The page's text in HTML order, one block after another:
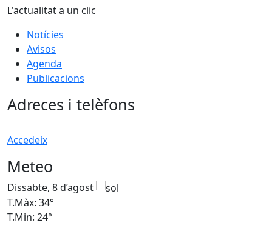
L'actualitat a un clic
Notícies
Avisos
Agenda
Publicacions
Adreces i telèfons
Accedeix
Meteo
Dissabte, 8 d’agost
T.Màx: 34°
T.Min: 24°